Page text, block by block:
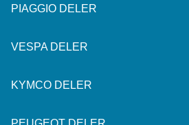
PIAGGIO DELER
VESPA DELER
KYMCO DELER